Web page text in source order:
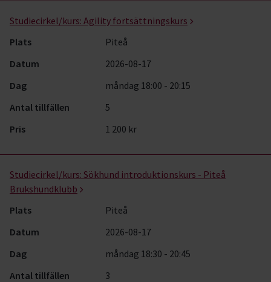
Studiecirkel/kurs: Agility fortsättningskurs
Plats
Piteå
Datum
2026-08-17
Dag
måndag 18:00 - 20:15
Antal tillfällen
5
Pris
1 200 kr
Studiecirkel/kurs: Sökhund introduktionskurs - Piteå
Brukshundklubb
Plats
Piteå
Datum
2026-08-17
Dag
måndag 18:30 - 20:45
Antal tillfällen
3